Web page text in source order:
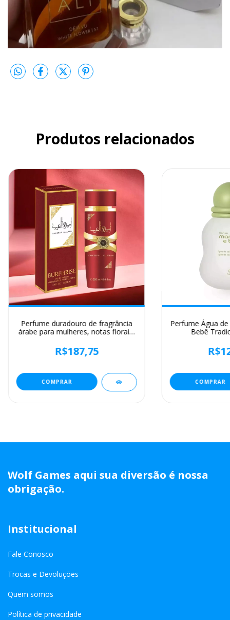
Produtos relacionados
Perfume duradouro de fragrância
árabe para mulheres, notas florais,
Eau de Parfum Spray, 8.4FL.OZ,
250ml
R$187,75
Perfume Água
Bebê
Wolf Games aqui sua diversão é nossa
obrigação.
Institucional
Fale Conosco
Trocas e Devoluções
Quem somos
Política de privacidade